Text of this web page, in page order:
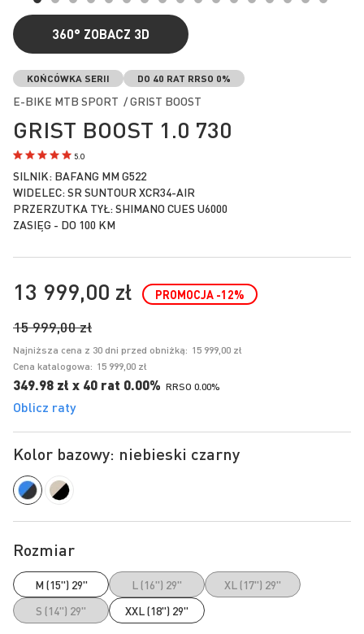
360° ZOBACZ 3D
na
galerii
GRIST BOOST 1.0 730
5.0
KOŃCÓWKA SERII DO 40 RAT RRSO 0%
E-BIKE MTB SPORT / GRIST BOOST
SILNIK: BAFANG MM G522
WIDELEC: SR SUNTOUR XCR34-AIR
PRZERZUTKA TYŁ: SHIMANO CUES U6000
ZASIĘG - DO 100 KM
Kolor bazowy: niebieski czarny
Rozmiar
M (15") 29" L (16") 29"
XL (17") 29"
S (14") 29"
XXL (18") 29"
13 999,00 zł
15 999,00 zł
PROMOCJA -12%
Najniższa cena z 30 dni przed obniżką: 15 999,00 zł
Cena katalogowa: 15 999,00 zł
349.98 zł x 40 rat 0.00% RRSO 0.00%
Oblicz raty